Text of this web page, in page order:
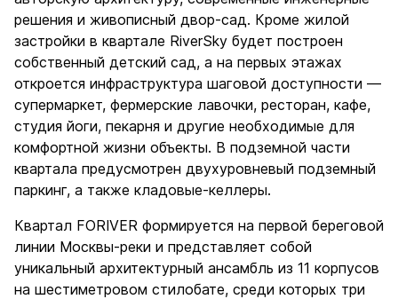
решения и живописный двор-сад. Кроме жилой
застройки в квартале RiverSky будет построен
собственный детский сад, а на первых этажах
откроется инфраструктура шаговой доступности —
супермаркет, фермерские лавочки, ресторан, кафе,
студия йоги, пекарня и другие необходимые для
комфортной жизни объекты. В подземной части
квартала предусмотрен двухуровневый подземный
паркинг, а также кладовые-келлеры.
Квартал FORIVER формируется на первой береговой
линии Москвы-реки и представляет собой
уникальный архитектурный ансамбль из 11 корпусов
на шестиметровом стилобате, среди которых три